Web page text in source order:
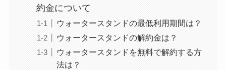
約金について
ウォータースタンドの最低利用期間は？
ウォータースタンドの解約金は？
ウォータースタンドを無料で解約する方
法は？